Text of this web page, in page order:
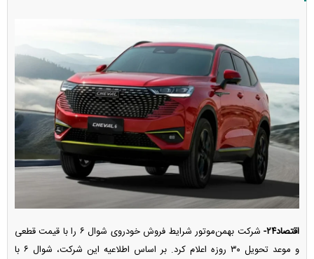
اقتصاد۲۴-
شرکت بهمن‌موتور شرایط فروش خودروی شوال ۶ را با قیمت قطعی
و موعد تحویل ۳۰ روزه اعلام کرد. بر اساس اطلاعیه این شرکت، شوال ۶ با